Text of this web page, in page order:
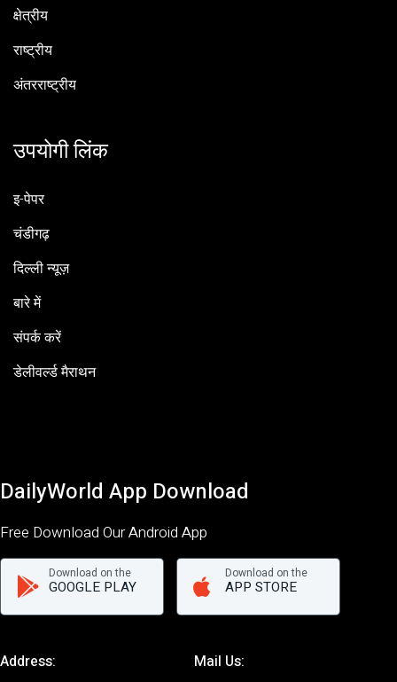
क्षेत्रीय
राष्ट्रीय
अंतरराष्ट्रीय
उपयोगी लिंक
इ-पेपर
चंडीगढ़
दिल्ली न्यूज़
बारे में
संपर्क करें
डेलीवर्ल्ड मैराथन
DailyWorld App Download
Free Download Our Android App
Download on the
GOOGLE PLAY
Download on the
APP STORE
Address: Mail Us: